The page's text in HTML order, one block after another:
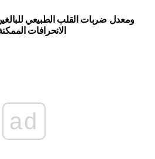
ومعدل ضربات القلب الطبيعي
الانحرافات
ad